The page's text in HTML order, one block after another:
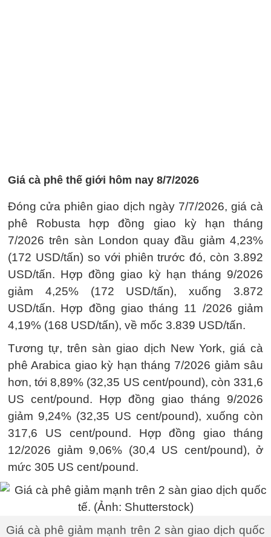
Giá cà phê thế giới hôm nay 8/7/2026
Đóng cửa phiên giao dịch ngày 7/7/2026, giá cà
phê Robusta hợp đồng giao kỳ hạn tháng
7/2026 trên sàn London quay đầu giảm 4,23%
(172 USD/tấn) so với phiên trước đó, còn 3.892
USD/tấn. Hợp đồng giao kỳ hạn tháng 9/2026
giảm 4,25% (172 USD/tấn), xuống 3.872
USD/tấn. Hợp đồng giao tháng 11 /2026 giảm
4,19% (168 USD/tấn), về mốc 3.839 USD/tấn.
Tương tự, trên sàn giao dịch New York, giá cà
phê Arabica giao kỳ hạn tháng 7/2026 giảm sâu
hơn, tới 8,89% (32,35 US cent/pound), còn 331,6
US cent/pound. Hợp đồng giao tháng 9/2026
giảm 9,24% (32,35 US cent/pound), xuống còn
317,6 US cent/pound. Hợp đồng giao tháng
12/2026 giảm 9,06% (30,4 US cent/pound), ở
mức 305 US cent/pound.
Giá cà phê giảm mạnh trên 2 sàn giao dịch quốc